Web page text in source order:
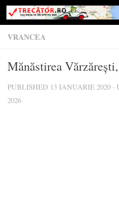
Skip to content
VRANCEA
Mănăstirea
PUBLISHED 13 IANUARIE 2020 ·
2026